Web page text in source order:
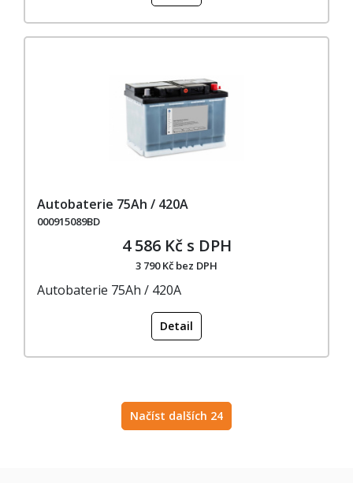
Autobaterie 75Ah / 420A
000915089BD
4 586 Kč s DPH
3 790 Kč bez DPH
Autobaterie 75Ah / 420A
Detail
Načíst dalších 24